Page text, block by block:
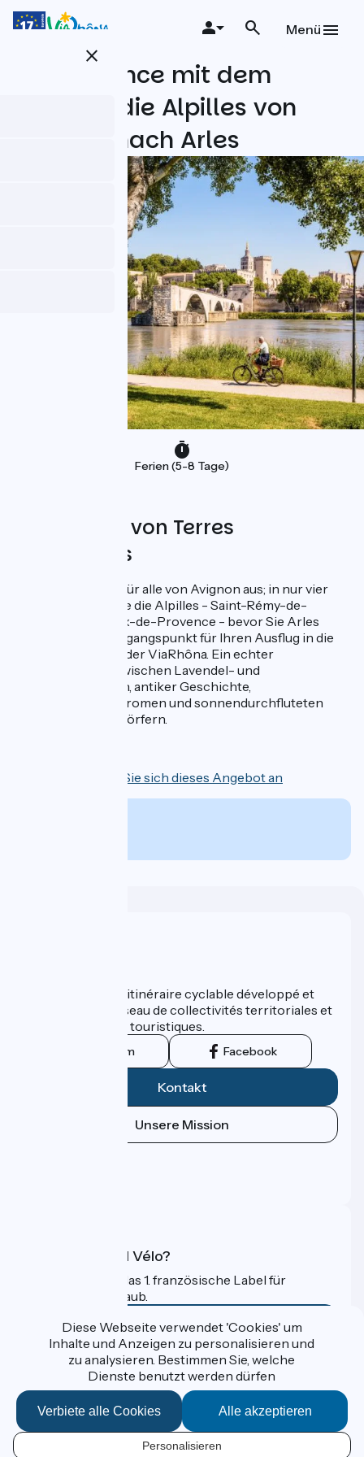
Direkt
zum
close
Menü
Die Provence mit dem
Fahrrad, die Alpilles von
Avignon nach Arles
Ferien (5-8 Tage)
Angeboten von Terres
d'Aventures
Ein Fahrradurlaub für alle von Avignon aus; in nur vier
Tagen erkunden Sie die Alpilles - Saint-Rémy-de-
Provence, Les Baux-de-Provence - bevor Sie Arles
erreichen, den Ausgangspunkt für Ihren Ausflug in die
Camargue entlang der ViaRhôna. Ein echter
Tapetenwechsel zwischen Lavendel- und
Olivenlandschaften, antiker Geschichte,
provenzalischen Aromen und sonnendurchfluteten
unverzichtbaren Dörfern.
Sehen Sie sich dieses Angebot an
ViaRhôna est un itinéraire cyclable développé et
promu par un réseau de collectivités territoriales et
leurs institutions touristiques.
Instagram Facebook
Kontakt
Unsere Mission
Was ist Accueil Vélo?
Accueil Vélo ist das 1. französische Label für
Radfahrer im Urlaub.
Mehr erfahren
Gefördert im Rahmen von Destination France
Données personnelles
Espace Presse
Diese Webseite verwendet 'Cookies' um
Inhalte und Anzeigen zu personalisieren und
zu analysieren. Bestimmen Sie, welche
Dienste benutzt werden dürfen
Alle akzeptieren
Verbiete alle Cookies
Personalisieren